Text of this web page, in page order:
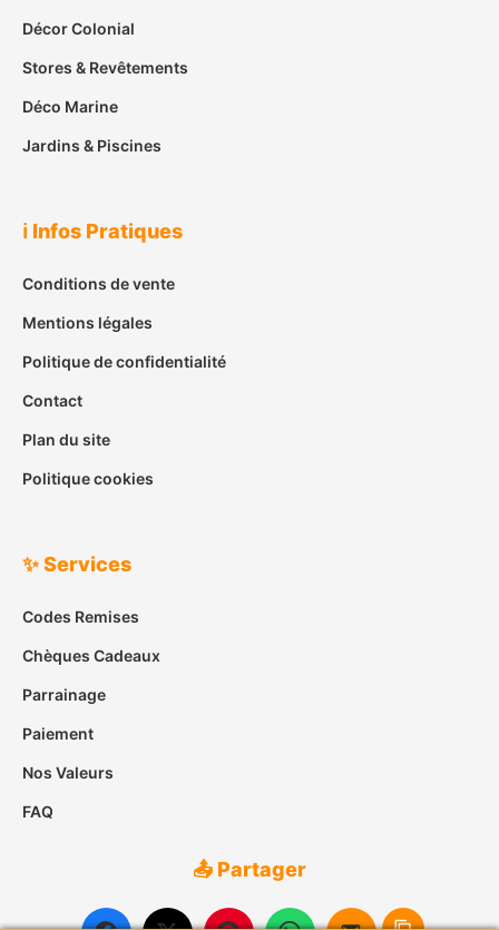
Décor Colonial
Stores & Revêtements
Déco Marine
Jardins & Piscines
ℹ️ Infos Pratiques
Conditions de vente
Mentions légales
Politique de confidentialité
Contact
Plan du site
Politique cookies
✨ Services
Codes Remises
Chèques Cadeaux
Parrainage
Paiement
Nos Valeurs
FAQ
📤 Partager